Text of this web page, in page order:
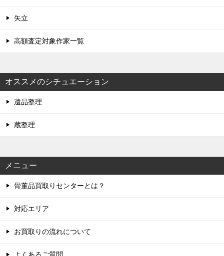
矢立
高額査定対象作家一覧
オススメのシチュエーション
遺品整理
蔵整理
メニュー
骨董品買取りセンターとは？
対応エリア
お買取りの流れについて